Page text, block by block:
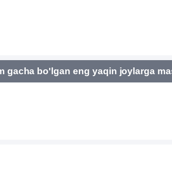
gacha bo'lgan eng yaqin joylarga